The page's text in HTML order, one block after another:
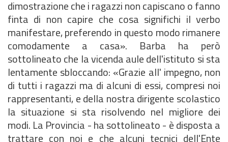
dimostrazione che i ragazzi non capiscano o fanno
finta di non capire che cosa significhi il verbo
manifestare, preferendo in questo modo rimanere
comodamente a casa». Barba ha però
sottolineato che la vicenda aule dell'istituto si sta
lentamente sbloccando: «Grazie all' impegno, non
di tutti i ragazzi ma di alcuni di essi, compresi noi
rappresentanti, e della nostra dirigente scolastico
la situazione si sta risolvendo nel migliore dei
modi. La Provincia - ha sottolineato - è disposta a
trattare con noi e che alcuni tecnici dell'Ente